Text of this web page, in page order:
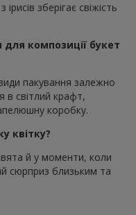
зберігає свіжість
для композиції букет
пакування залежно
в світлий крафт,
коробку.
квітку?
й у моменти, коли
сюрприз близьким та